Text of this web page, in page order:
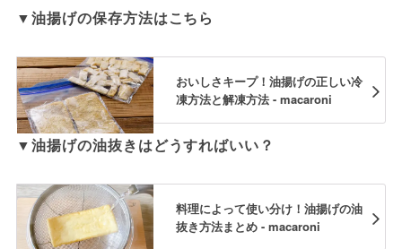
▼油揚げの保存方法はこちら
おいしさキープ！油揚げの正しい冷
凍方法と解凍方法 - macaroni
▼油揚げの油抜きはどうすればいい？
料理によって使い分け！油揚げの油
抜き方法まとめ - macaroni